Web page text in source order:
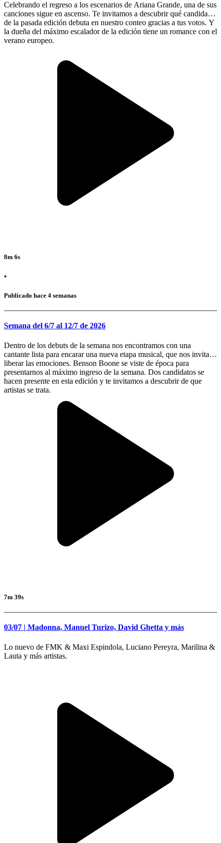
Celebrando el regreso a los escenarios de Ariana Grande, una de sus
canciones sigue en ascenso. Te invitamos a descubrir qué candidato
de la pasada edición debuta en nuestro conteo gracias a tus votos. Y
la dueña del máximo escalador de la edición tiene un romance con el
verano europeo.
8m 6s
•
Publicado hace 4 semanas
Semana del 6/7 al 12/7 de 2026
Dentro de los debuts de la semana nos encontramos con una
cantante lista para encarar una nueva etapa musical, que nos invita a
liberar las emociones. Benson Boone se viste de época para
presentarnos al máximo ingreso de la semana. Dos candidatos se
hacen presente en esta edición y te invitamos a descubrir de que
artistas se trata.
7m 39s
03/07 | Madonna, Manuel Turizo, David Ghetta y más
Lo nuevo de FMK & Maxi Espindola, Luciano Pereyra, Marilina &
Lauta y más artistas.